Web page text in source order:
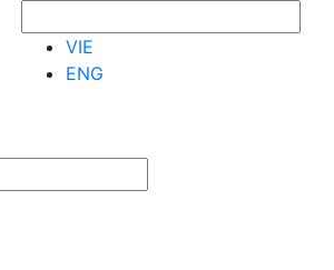
VIE
ENG